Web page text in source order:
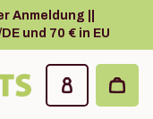
Anmeldung ||
und 70 € in EU